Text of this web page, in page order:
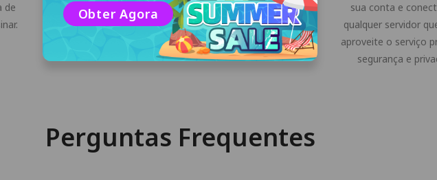
de
PandaVPN para Windows e instale-o em seu
computador.
sua conta e
qualquer servidor
aproveite o serviço
segurança e
Perguntas Frequentes
Obter Agora